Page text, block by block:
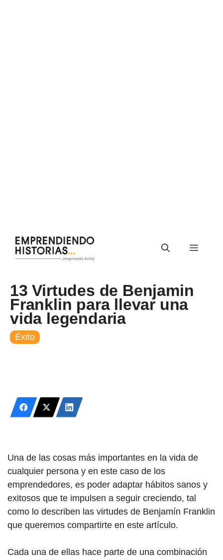
contenido
Menú
13 Virtudes de Benjamin
Franklin para llevar una
vida legendaria
Éxito
Una de las cosas más importantes en la vida de
cualquier persona y en este caso de los
emprendedores, es poder adaptar hábitos sanos y
exitosos que te impulsen a seguir creciendo, tal
como lo describen las virtudes de Benjamín Franklin
que queremos compartirte en este artículo.
Cada una de ellas hace parte de una combinación